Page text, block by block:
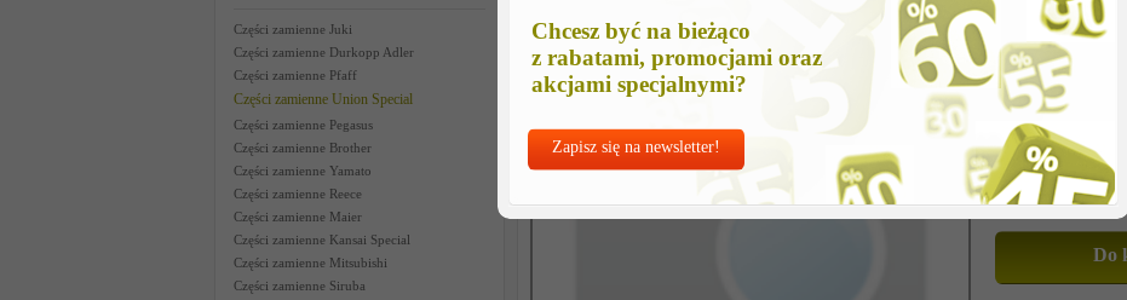
Chcesz być na bieżąco
z rabatami, promocjami oraz
akcjami specjalnymi?
Zapisz się na newsletter!
Części zamienne Juki
Części zamienne Durkopp Adler
Części zamienne Pfaff
Części zamienne Union Special
Części zamienne Pegasus
Części zamienne Brother
Części zamienne Yamato
Części zamienne Reece
Części zamienne Maier
Części zamienne Kansai Special
Części zamienne Mitsubishi
Części zamienne Siruba
Cena netto
Zapytaj o cenę
Nr kat:U-29936A30
Ile sztuk